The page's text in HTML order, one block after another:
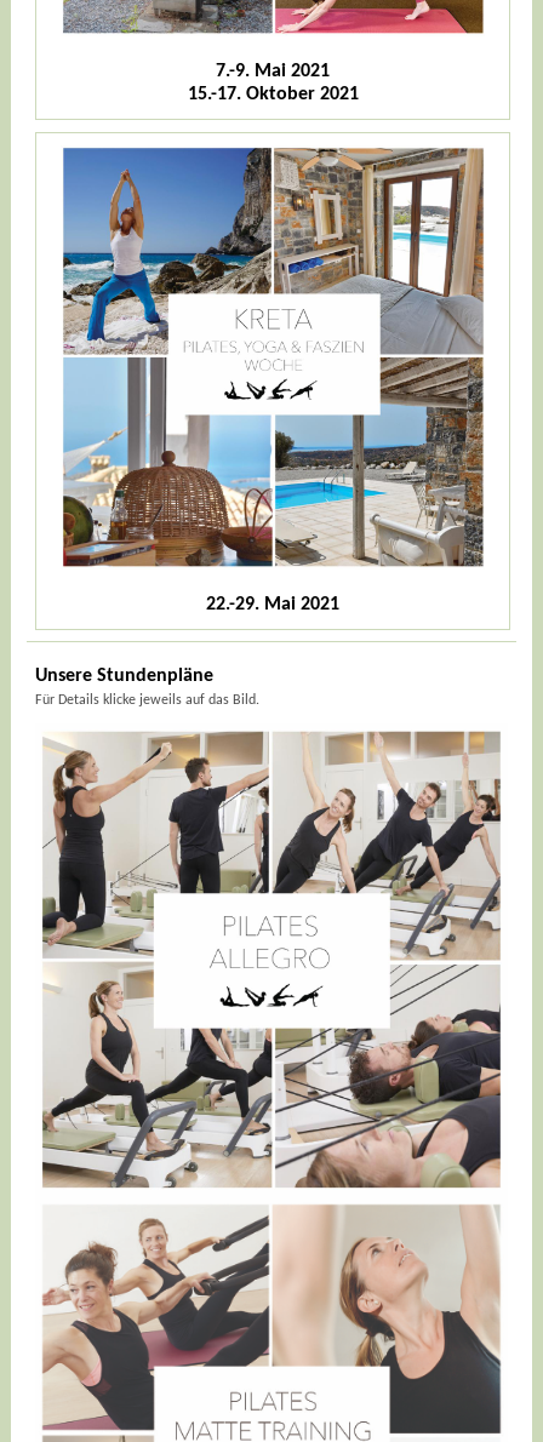
7.-9. Mai 2021
15.-17. Oktober 2021
22.-29. Mai 2021
Unsere Stundenpläne
Für Details klicke jeweils auf das Bild.